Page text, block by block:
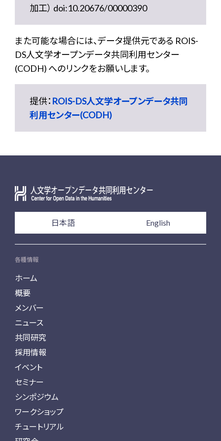
加工） doi:10.20676/00000390
また可能な場合には、データ提供元である ROIS-
DS人文学オープンデータ共同利用センター
(CODH) へのリンクをお願いします。
提供： ROIS-DS人文学オープンデータ共同
利用センター(CODH)
日本語 English
各種情報
ホーム
概要
メンバー
ニュース
共同研究
採用情報
イベント
セミナー
シンポジウム
ワークショップ
チュートリアル